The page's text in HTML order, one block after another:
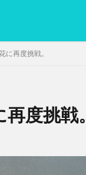
に再度挑戦。
度挑戦。
ヨーグルト